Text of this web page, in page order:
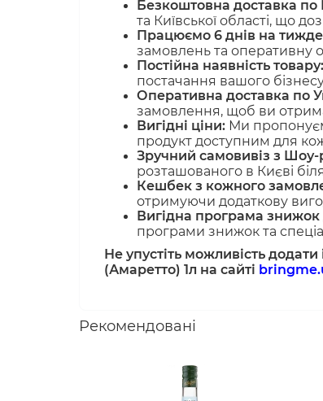
Безкоштовна доставка по
та Київської області, що
Працюємо 6 днів на
замовлень та оперативну
Постійна наявність товару:
постачання вашого
Оперативна доставка по
замовлення, щоб ви
Вигідні ціни: Ми
продукт доступним для
Зручний самовивіз з Шоу-
розташованого в Києві
Кешбек з кожного
отримуючи додаткову
Вигідна програма знижок
програми знижок та
Не упустіть можливість додати
(Амаретто) 1л на сайті
Рекомендовані